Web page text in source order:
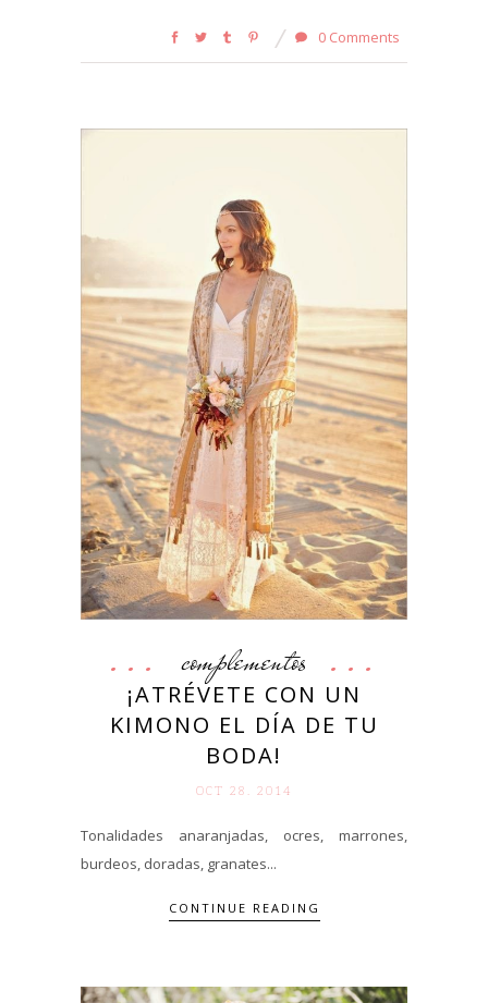
0 Comments
complementos
¡ATRÉVETE CON UN
KIMONO EL DÍA DE TU
BODA!
OCT 28. 2014
Tonalidades anaranjadas, ocres, marrones,
burdeos, doradas, granates...
CONTINUE READING